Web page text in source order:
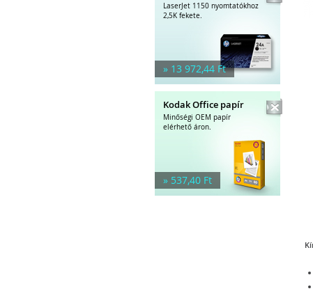
LaserJet 1150 nyomtatókhoz
2,5K fekete.
» 13 972,44 Ft
Kodak Office papír
Minőségi OEM papír
elérhető áron.
» 537,40 Ft